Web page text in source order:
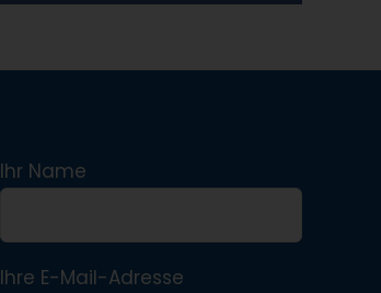
Ihr Name
Ihre E-Mail-Adresse